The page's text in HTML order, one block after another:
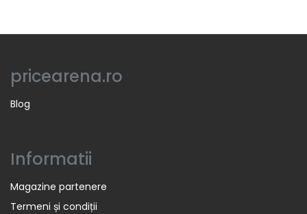
pricearena.ro
Blog
Informatii
Magazine partenere
Termeni și condiții